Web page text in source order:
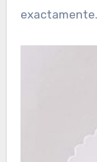
exactamente.